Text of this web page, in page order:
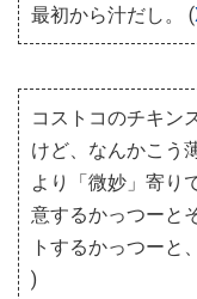
最初から汁だし。 (
コストコのチキン
けど、なんかこう
より「微妙」寄り
意するかっつーと
トするかっつーと
)